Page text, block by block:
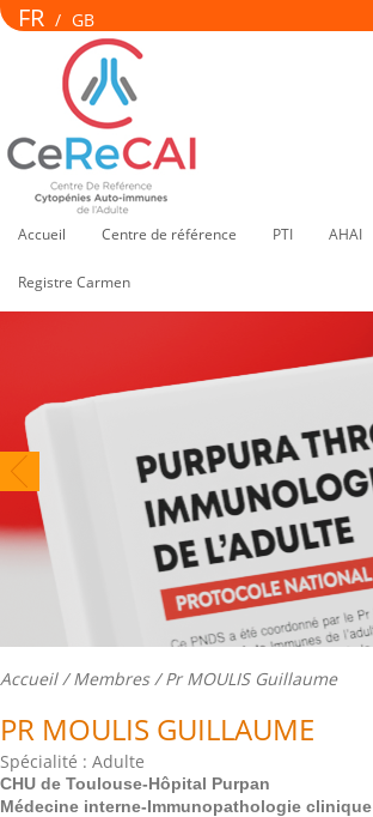
FR / GB
Accueil Centre de référence PTI AHAI
Registre Carmen
Accueil/Membres/ Pr MOULIS Guillaume
PR MOULIS GUILLAUME
Spécialité : Adulte
CHU de Toulouse-Hôpital Purpan
Médecine interne-Immunopathologie clinique